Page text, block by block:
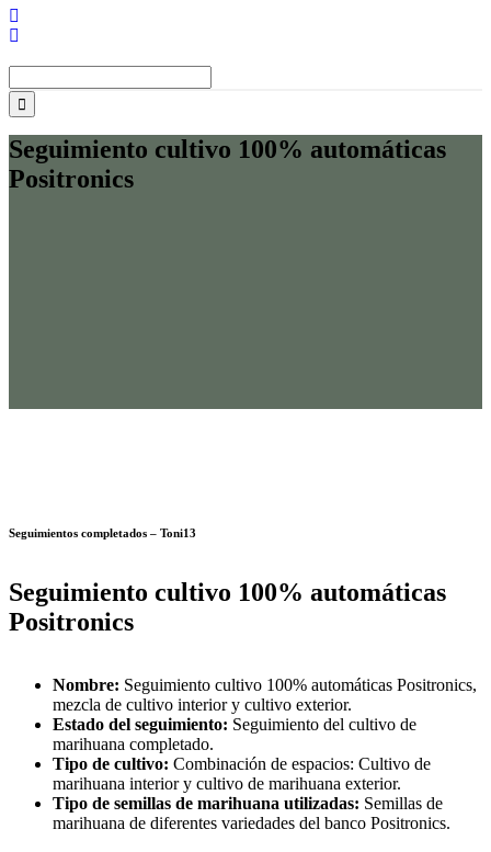
Seguimiento cultivo 100% automáticas
Positronics
Seguimientos completados – Toni13
Seguimiento cultivo 100% automáticas
Positronics
Nombre: Seguimiento cultivo 100% automáticas Positronics,
mezcla de cultivo interior y cultivo exterior.
Estado del seguimiento: Seguimiento del cultivo de
marihuana completado.
Tipo de cultivo: Combinación de espacios: Cultivo de
marihuana interior y cultivo de marihuana exterior.
Tipo de semillas de marihuana utilizadas: Semillas de
marihuana de diferentes variedades del banco Positronics.